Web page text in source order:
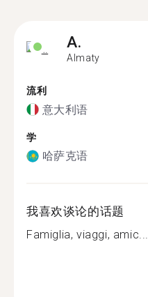
A.
Almaty
流利
意大利语
学
哈萨克语
我喜欢谈论的话题
Famiglia, viaggi, amic...